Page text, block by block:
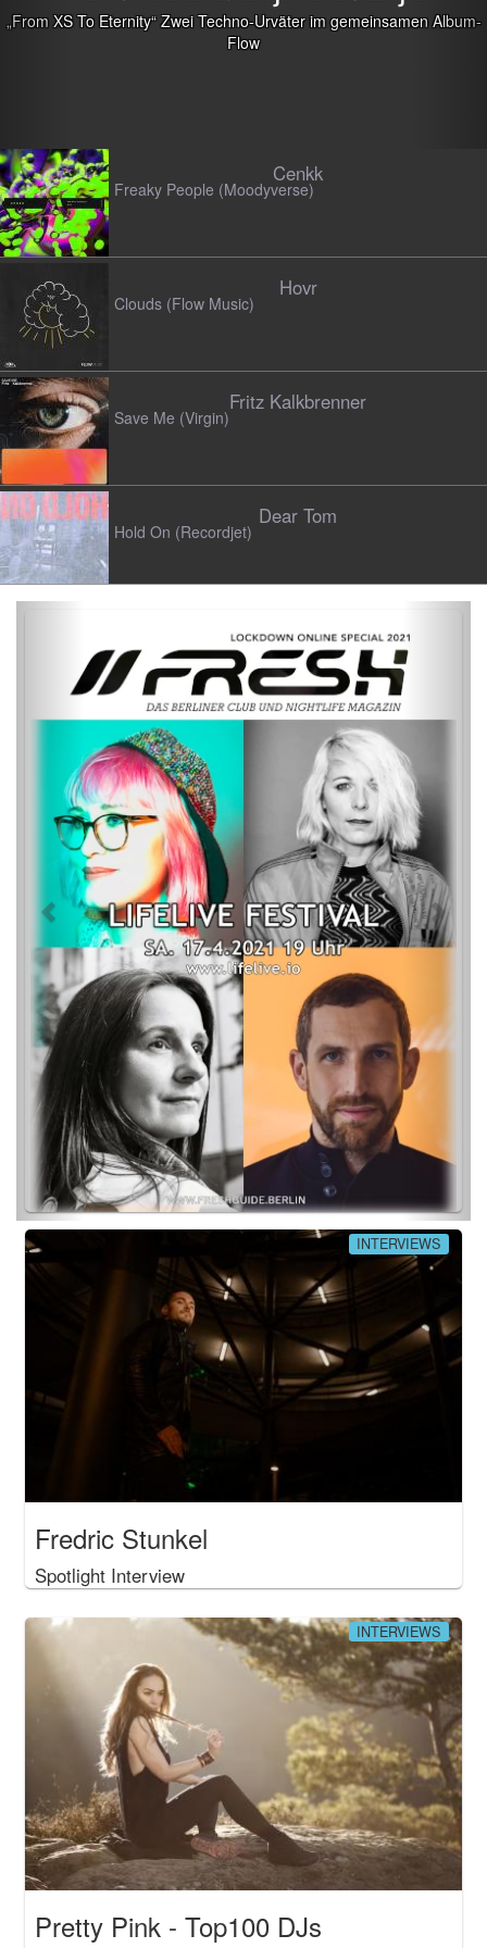
Urväter im gemeinsamen Album-
Cenkk
Freaky People (Moodyverse)
Hovr
Clouds (Flow Music)
Fritz Kalkbrenner
Save Me (Virgin)
Dear Tom
Hold On (Recordjet)
N/UM
Fade The Heart (Ninetofire)
Sacha Harland
Let Me Be (Act Like Adutls)
Mehr Musik Reviews
INTERVIEWS
Fredric Stunkel
Spotlight Interview
INTERVIEWS
Pretty Pink - Top100 DJs